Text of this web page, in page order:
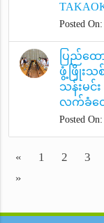
Posted
ပြည်ထေ
ဖွံ့ဖြိုးသ
သန်းမင်
လက်ခံ
Posted
« 1 2 3
»